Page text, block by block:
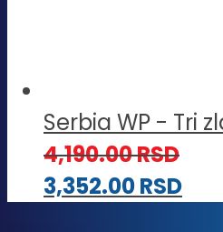
Serbia WP - Tri
4,190.00RSD
3,352.00RSD